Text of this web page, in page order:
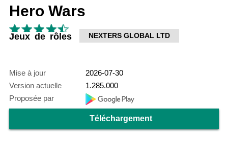
Hero Wars
Jeux de rôles NEXTERS GLOBAL LTD
Mise à jour
2026-07-30
Version actuelle
1.285.000
Proposée par
Téléchargement